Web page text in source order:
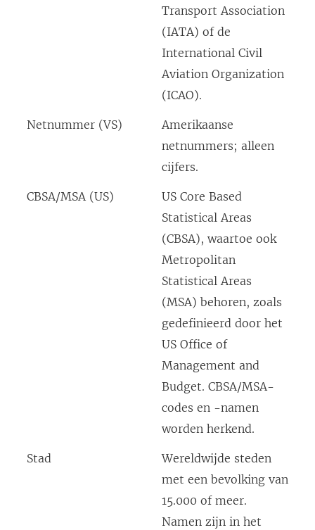
i
Transport Association
(IATA) of de
International Civil
Aviation Organization
(ICAO).
Netnummer (VS)
Amerikaanse
netnummers; alleen
cijfers.
CBSA/MSA (US)
US Core Based
Statistical Areas
(CBSA), waartoe ook
Metropolitan
Statistical Areas
(MSA) behoren, zoals
gedefinieerd door het
US Office of
Management and
Budget. CBSA/MSA-
codes en -namen
worden herkend.
Stad
Wereldwijde steden
met een bevolking van
15.000 of meer.
Namen zijn in het